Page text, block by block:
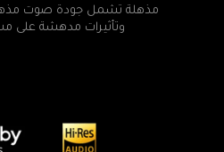
مذهلة تشمل جودة صوت
وتأثيرات مدهشة على